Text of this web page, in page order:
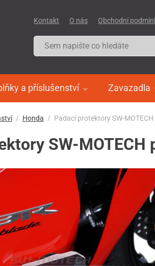
a příslušenství Zavazadla
Kontakt O nás Obchodní
Honda Padací protektory SW-
SW-